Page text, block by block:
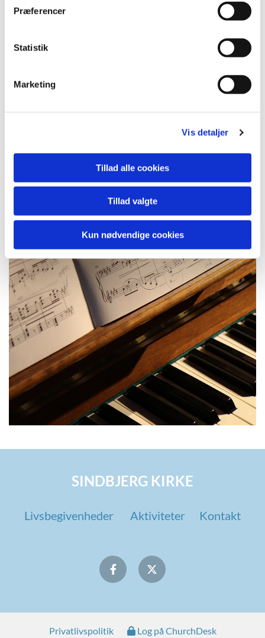
Præferencer
Statistik
Marketing
Vis detaljer
Tillad alle cookies
Tillad valgte
Kun nødvendige cookies
SINDBJERG KIRKE
Livsbegivenheder Aktiviteter Kontakt
Privatlivspolitik Log på ChurchDesk